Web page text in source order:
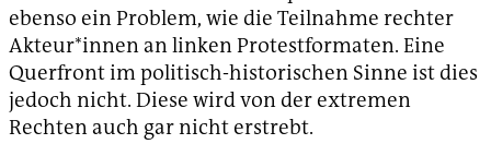
ebenso ein Problem, wie die Teilnahme rechter
Akteur*innen an linken Protestformaten. Eine
Querfront im politisch-historischen Sinne ist dies
jedoch nicht. Diese wird von der extremen
Rechten auch gar nicht erstrebt.